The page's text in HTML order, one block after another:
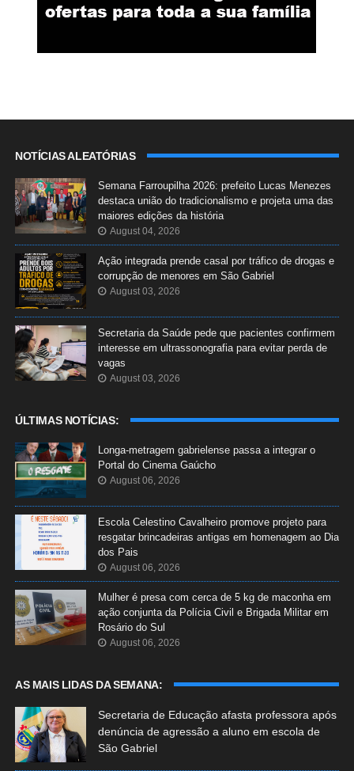
NOTÍCIAS ALEATÓRIAS
Semana Farroupilha 2026: prefeito Lucas Menezes
destaca união do tradicionalismo e projeta uma das
maiores edições da história
August 04, 2026
Ação integrada prende casal por tráfico de drogas e
corrupção de menores em São Gabriel
August 03, 2026
Secretaria da Saúde pede que pacientes confirmem
interesse em ultrassonografia para evitar perda de
vagas
August 03, 2026
ÚLTIMAS NOTÍCIAS:
Longa-metragem gabrielense passa a integrar o
Portal do Cinema Gaúcho
August 06, 2026
Escola Celestino Cavalheiro promove projeto para
resgatar brincadeiras antigas em homenagem ao Dia
dos Pais
August 06, 2026
Mulher é presa com cerca de 5 kg de maconha em
ação conjunta da Polícia Civil e Brigada Militar em
Rosário do Sul
August 06, 2026
AS MAIS LIDAS DA SEMANA:
Secretaria de Educação afasta professora após
denúncia de agressão a aluno em escola de
São Gabriel